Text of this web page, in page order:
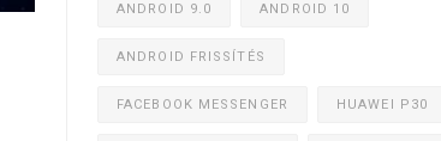
ANDROID 9.0 ANDROID 10
ANDROID FRISSÍTÉS
FACEBOOK MESSENGER HUAWEI P30